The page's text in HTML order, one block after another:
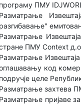
програму ПМУ
Разматрање
разгибавање"
Разматрање
ПМУ Context
Разматрање
код
подручје целе
Разматрање захтева
Разматрање пријаве